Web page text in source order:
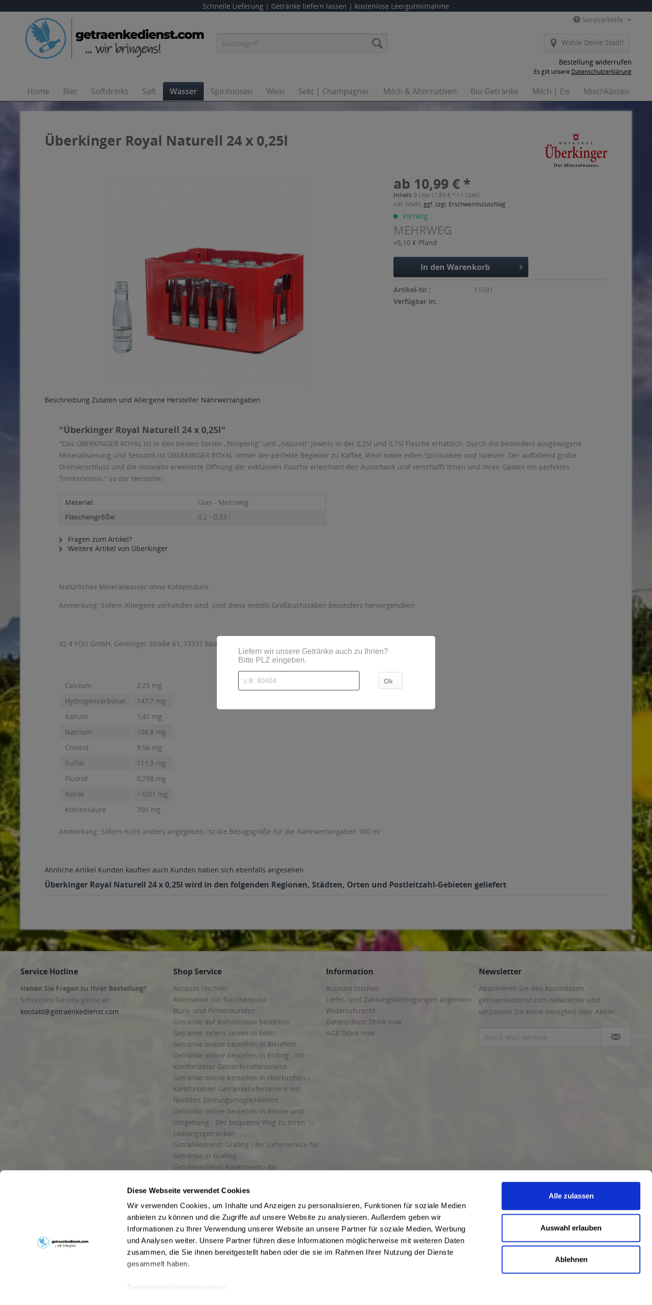
Diese Webseite verwendet Cookies
Wir verwenden Cookies, um Inhalte und Anzeigen zu personalisieren, Funktionen für soziale Medien
anbieten zu können und die Zugriffe auf unsere Website zu analysieren. Außerdem geben wir
Informationen zu Ihrer Verwendung unserer Website an unsere Partner für soziale Medien, Werbung
und Analysen weiter. Unsere Partner führen diese Informationen möglicherweise mit weiteren Daten
zusammen, die Sie ihnen bereitgestellt haben oder die sie im Rahmen Ihrer Nutzung der Dienste
gesammelt haben.
Alle zulassen
Auswahl erlauben
Ablehnen
Schnelle Lieferung | Getränke liefern lassen | kostenlose Leergutmitnahme
Service/Hilfe
Wähle Deine Stadt!
Bestellung widerrufen
Es gilt unsere Datenschutzerklärung
Home Bier Softdrinks Saft Wasser Spirituosen Wein Sekt | Champagner Milch & Alternativen Bio-Getränke Milch | Eis Mischkästen
Überkinger Royal Naturell 24 x 0,25l
ab 10,99 € *
Inhalt: 6 Liter (1,83 € * / 1 Liter)
inkl. MwSt. ggf. zzgl. Erschwerniszuschlag
Vorrätig
MEHRWEG
+5,10 € Pfand
In den Warenkorb
Artikel-Nr.:
11591
Verfügbar in:
Beschreibung Zutaten und Allergene Hersteller Nährwertangaben
"Überkinger Royal Naturell 24 x 0,25l"
"Das ÜBERKINGER ROYAL ist in den beiden Sorten „feinperlig“ und „naturell“ jeweils in der 0,25l und 0,75l Flasche erhältlich. Durch die besonders ausgewogene
Mineralisierung und Sensorik ist ÜBERKINGER ROYAL immer der perfekte Begleiter zu Kaffee, Wein sowie edlen Spirituosen und Speisen. Der auffallend große
Drehverschluss und die innovativ erweiterte Öffnung der exklusiven Flasche erleichtert den Ausschank und verschafft Ihnen und Ihren Gästen ein perfektes
Trinkerlebnis." so der Hersteller.
Material:
Glas - Mehrweg
Flaschengröße:
0,2 - 0,33 l
Fragen zum Artikel?
Weitere Artikel von Überkinger
Natürliches Mineralwasser ohne Kohlensäure
Anmerkung: Sofern Allergene vorhanden sind, sind diese mittels Großbuchstaben besonders hervorgehoben
IQ 4 YOU GmbH, Geislinger Straße 61, 73337 Bad Übergingen, Telefon: +49 (0) 07331 - 30 34 - 0
Calcium
2,25 mg
Hydrogencarbonat
147,7 mg
Kalium
1,41 mg
Natrium
108,8 mg
Chlorid
9,56 mg
Sulfat
111,3 mg
Fluorid
0,298 mg
Nitrat
< 0,01 mg
Kohlensäure
700 mg
Anmerkung: Sofern nicht anders angegeben, ist die Bezugsgröße für die Nährwertangaben 100 ml
Ähnliche Artikel Kunden kauften auch Kunden haben sich ebenfalls angesehen
Überkinger Royal Naturell 24 x 0,25l wird in den folgenden Regionen, Städten, Orten und Postleitzahl-Gebieten geliefert
Service Hotline
Haben Sie Fragen zu Ihrer Bestellung?
Schreiben Sie uns gerne an
kontakt@getraenkedienst.com
Shop Service
Account löschen
Alternative zur Flaschenpost
Büro- und Firmenkunden
Getränke auf Kommission bestellen
Getränke liefern lassen in Solln
Getränke online bestellen in Bielefeld
Getränke online bestellen in Erding - Ihr
komfortabler Getränkelieferservice
Getränke online bestellen in Holzkirchen -
Komfortabler Getränkelieferservice mit
flexiblen Zahlungsmöglichkeiten
Getränke online bestellen in Werne und
Umgebung - Der bequeme Weg zu Ihren
Lieblingsgetränken
Getränkedienst Grafing - Ihr Lieferservice für
Getränke in Grafing
Getränkedienst Rosenheim - Ihr
und Umgebung
Getränkelieferung in Starnberg
Liefergebiet
Lieferservice für Getränke
Wir liefern Getränke
Kontakt
Newsletter
Information
Account löschen
Liefer- und Zahlungsbedingungen allgemein
Widerrufsrecht
Datenschutz Drink now
AGB Drink now
Newsletter
Abonnieren Sie den kostenlosen
getraenkedienst.com-Newsletter und
verpassen Sie keine Neuigkeit oder Aktion.